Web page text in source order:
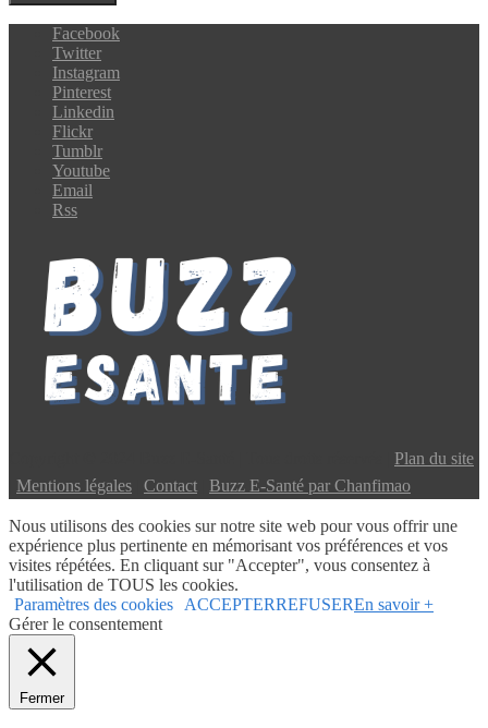
Facebook
Twitter
Instagram
Pinterest
Linkedin
Flickr
Tumblr
Youtube
Email
Rss
Plan du site
Mentions légales Contact Buzz E-Santé par Chanfimao
Nous utilisons des cookies sur notre site web pour vous offrir une
expérience plus pertinente en mémorisant vos préférences et vos
visites répétées. En cliquant sur "Accepter", vous consentez à
l'utilisation de TOUS les cookies.
Paramètres des cookies ACCEPTERREFUSEREn savoir +
Gérer le consentement
Fermer